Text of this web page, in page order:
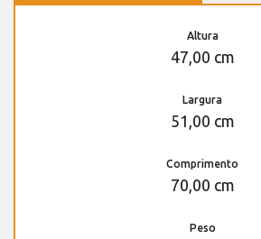
Altura
47,00 cm
Largura
51,00 cm
Comprimento
70,00 cm
Peso